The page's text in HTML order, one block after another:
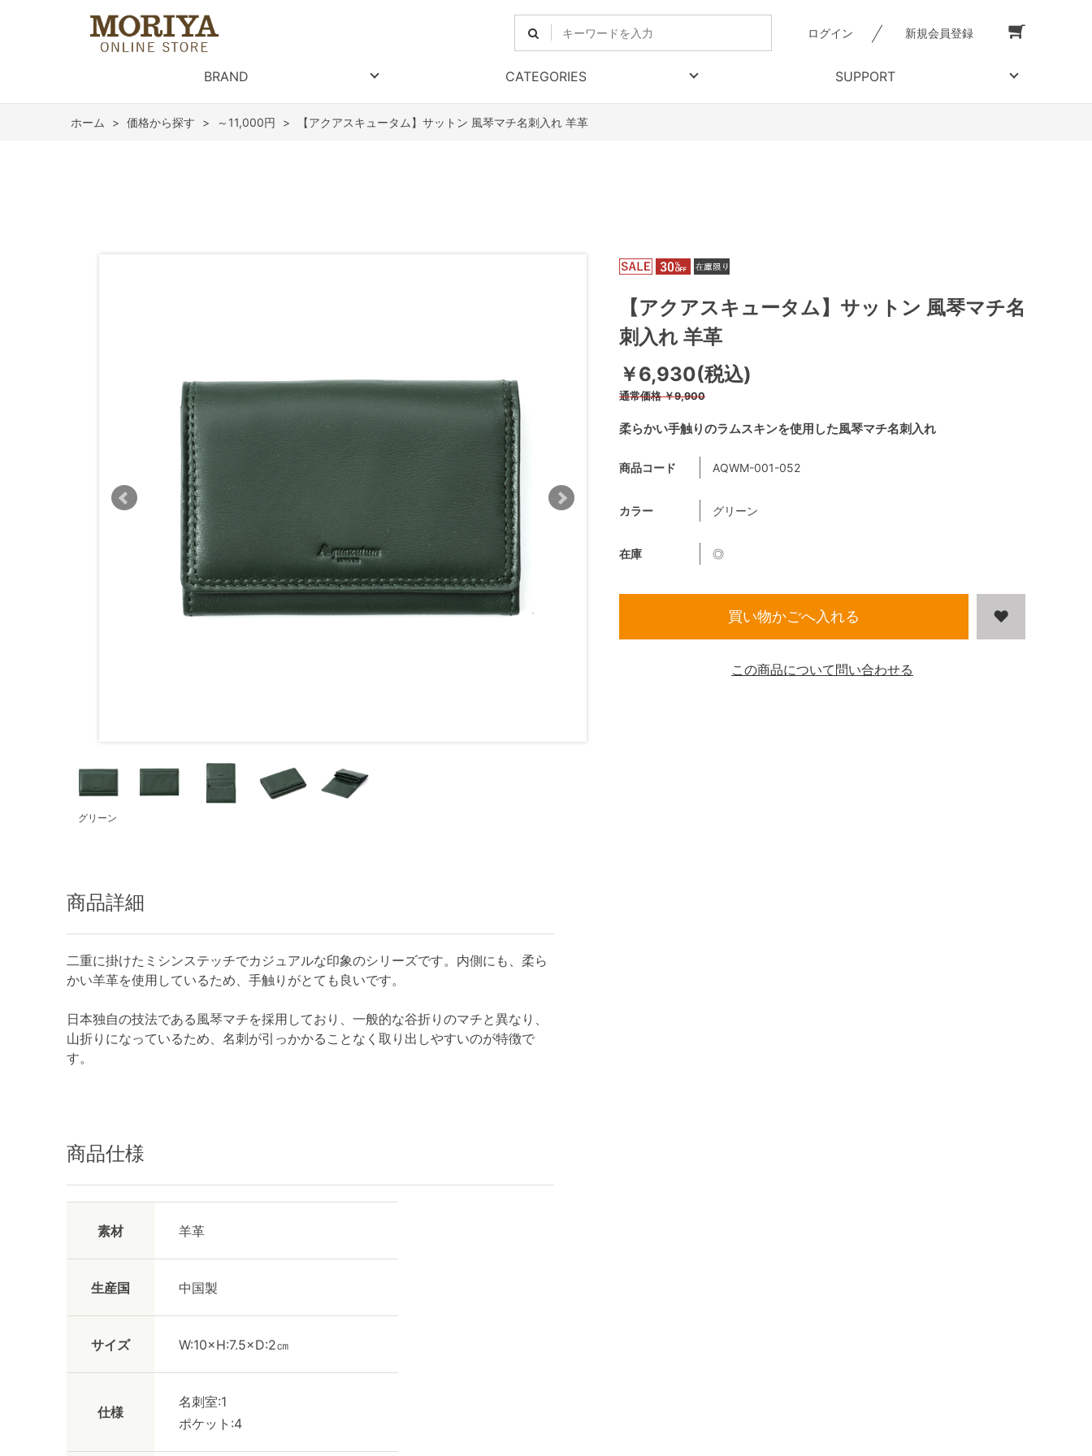
ログイン 新規会員登録
BRAND CATEGORIES SUPPORT
ホーム > 価格から探す > ～11,000円 > 【アクアスキュータム】サットン 風琴マチ名刺入れ 羊革
グリーン
商品詳細
二重に掛けたミシンステッチでカジュアルな印象のシリーズです。内側にも、柔ら
かい羊革を使用しているため、手触りがとても良いです。
日本独自の技法である風琴マチを採用しており、一般的な谷折りのマチと異なり、
山折りになっているため、名刺が引っかかることなく取り出しやすいのが特徴で
す。
商品仕様
素材 羊革
生産国 中国製
サイズ W:10×H:7.5×D:2㎝
仕様
名刺室:1
ポケット:4
柔らかい手触りのラムスキンを使用した風琴マチ名刺入れ
【アクアスキュータム】サットン 風琴マチ名
刺入れ 羊革
￥6,930(税込)
通常価格￥9,900
商品コード AQWM-001-052
カラー グリーン
在庫 ◎
買い物かごへ入れる
この商品について問い合わせる